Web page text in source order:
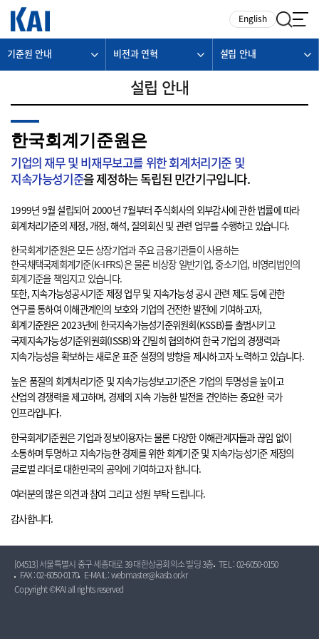
English
기준원 안내 비전과 연혁 설립 안내
설립 안내
한국회계기준원은
기업의 재무 및 비재무보고를 위한 회계처리기준 및
지속가능성기준을 제정하는 독립된 민간기구입니다.
1999년 9월 설립되어 2000년 7월부터 주식회사의 외부감사에 관한 법률에 따라
회계처리기준의 제정, 개정, 해석, 질의회신 및 관련 업무를 수행하고 있습니다.
한국회계기준원은 모든 상장기업과 주요 금융기관들이 사용하는
한국채택국제회계기준(K-IFRS)은 물론 비상장 일반기업, 중소기업, 비영리법인의
회계기준을 책임지고 있습니다.
또한, 지속가능성공시기준 제정 업무 및 지속가능성 공시 관련 제도 등에 관한
연구를 통하여 이해관계인의 보호와 기업의 건전한 발전에 기여하고자,
회계기준원은 2023년에 한국지속가능성기준위원회(KSSB)를 출범시키고
국제지속가능성기준위원회(ISSB)와 긴밀히 협의하여 한국 기업의 경쟁력과
지속가능성을 확보하는 새로운 표준 설정의 방향을 제시하고자 노력하고 있습니다.
높은 품질의 회계처리기준 및 지속가능성보고기준은 기업의 투명성을 높이고
산업의 경쟁력을 제고하며, 경제의 지속 가능한 발전을 견인하는 중요한 국가
인프라입니다.
한국회계기준원은 기업과 정보이용자는 물론 다양한 이해관계자들과 끊임 없이
소통하며 투명하고 지속가능한 경제를 위한 회계기준 및 지속가능성기준 제정의
글로벌 리더로 대한민국의 공익에 기여하고자 합니다.
여러분의 많은 의견과 참여 그리고 성원 부탁 드립니다.
감사합니다.
[04513] 서울특별시 중구 세종대로 39 대한상공회의소 빌딩 3층 TEL : 02-6050-0150
FAX : 02-6050-0170
E-MAIL : webmaster@kasb.or.kr
Copyright ©KAI all rights reserved